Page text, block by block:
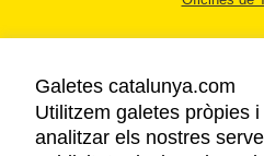
AVÍS
Galetes catalunya.com
Utilitzem galetes pròpies
analitzar els nostres